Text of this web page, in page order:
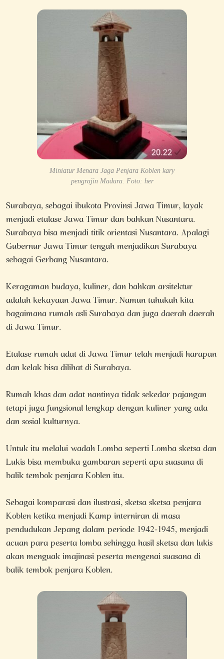
Miniatur Menara Jaga Penjara Koblen kary
pengrajin Madura. Foto: her
Surabaya, sebagai ibukota Provinsi Jawa Timur, layak
menjadi etalase Jawa Timur dan bahkan Nusantara.
Surabaya bisa menjadi titik orientasi Nusantara. Apalagi
Gubernur Jawa Timur tengah menjadikan Surabaya
sebagai Gerbang Nusantara.
Keragaman budaya, kuliner, dan bahkan arsitektur
adalah kekayaan Jawa Timur. Namun tahukah kita
bagaimana rumah asli Surabaya dan juga daerah daerah
di Jawa Timur.
Etalase rumah adat di Jawa Timur telah menjadi harapan
dan kelak bisa dilihat di Surabaya.
Rumah khas dan adat nantinya tidak sekedar pajangan
tetapi juga fungsional lengkap dengan kuliner yang ada
dan sosial kulturnya.
Untuk itu melalui wadah Lomba seperti Lomba sketsa dan
Lukis bisa membuka gambaran seperti apa suasana di
balik tembok penjara Koblen itu.
Sebagai komparasi dan ilustrasi, sketsa sketsa penjara
Koblen ketika menjadi Kamp interniran di masa
pendudukan Jepang dalam periode 1942-1945, menjadi
acuan para peserta lomba sehingga hasil sketsa dan lukis
akan menguak imajinasi peserta mengenai suasana di
balik tembok penjara Koblen.